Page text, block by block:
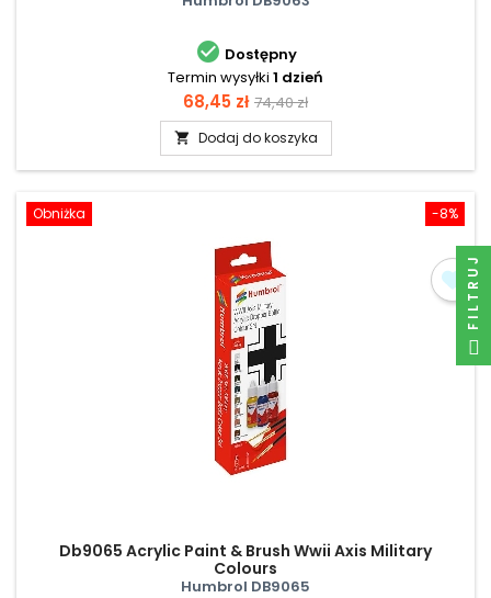
 Dostępny
Termin wysyłki 1 dzień
Cena
68,45 zł Cena
podstawowa
74,40 zł
 Dodaj do koszyka
-8%
Obniżka
Db9065 Acrylic Paint & Brush Wwii Axis Military
Colours
Humbrol DB9065
FILTRUJ